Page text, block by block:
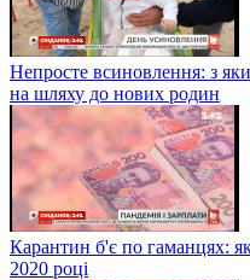
Непросте всиновлення: з
на шляху до нових родин
Карантин б'є по гаманцях:
2020 році